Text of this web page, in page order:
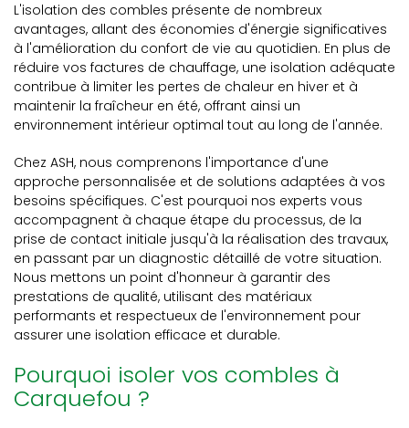
L'isolation des combles présente de nombreux
avantages, allant des économies d'énergie significatives
à l'amélioration du confort de vie au quotidien. En plus de
réduire vos factures de chauffage, une isolation adéquate
contribue à limiter les pertes de chaleur en hiver et à
maintenir la fraîcheur en été, offrant ainsi un
environnement intérieur optimal tout au long de l'année.
Chez ASH, nous comprenons l'importance d'une
approche personnalisée et de solutions adaptées à vos
besoins spécifiques. C'est pourquoi nos experts vous
accompagnent à chaque étape du processus, de la
prise de contact initiale jusqu'à la réalisation des travaux,
en passant par un diagnostic détaillé de votre situation.
Nous mettons un point d'honneur à garantir des
prestations de qualité, utilisant des matériaux
performants et respectueux de l'environnement pour
assurer une isolation efficace et durable.
Pourquoi isoler vos combles à
Carquefou ?